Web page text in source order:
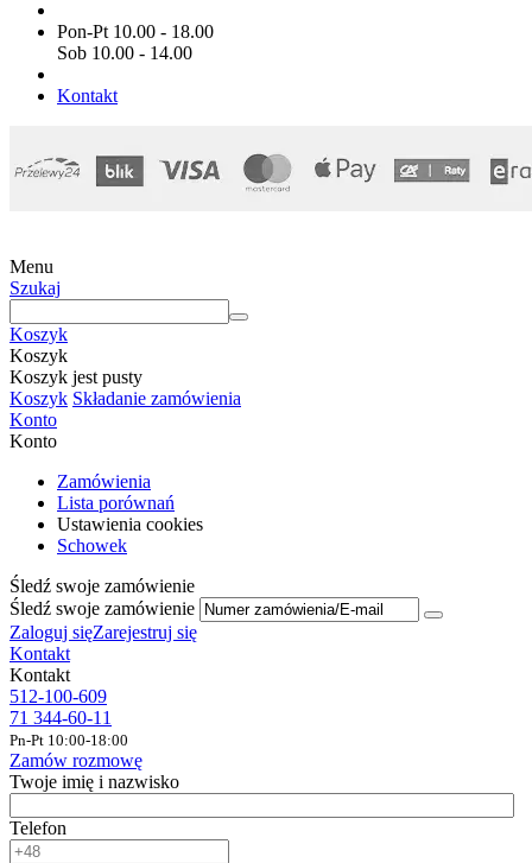
Pon-Pt 10.00 - 18.00
Sob 10.00 - 14.00
Kontakt
Menu
Szukaj
Koszyk
Koszyk
Koszyk jest pusty
Koszyk Składanie zamówienia
Konto
Konto
Zamówienia
Lista porównań
Ustawienia cookies
Schowek
Śledź swoje zamówienie
Śledź swoje zamówienie
Zaloguj sięZarejestruj się
Kontakt
Kontakt
512-100-609
71 344-60-11
Pn-Pt 10:00-18:00
Zamów rozmowę
Twoje imię i nazwisko
Telefon